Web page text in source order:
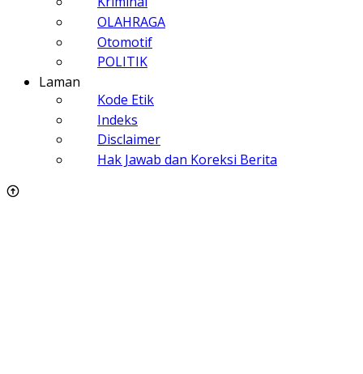
OLAHRAGA
Otomotif
POLITIK
Laman
Kode Etik
Indeks
Disclaimer
Hak Jawab dan Koreksi Berita